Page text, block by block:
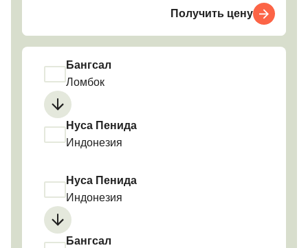
Получить цену
Бангсал
Ломбок
Нуса Пенида
Индонезия
Нуса Пенида
Индонезия
Бангсал